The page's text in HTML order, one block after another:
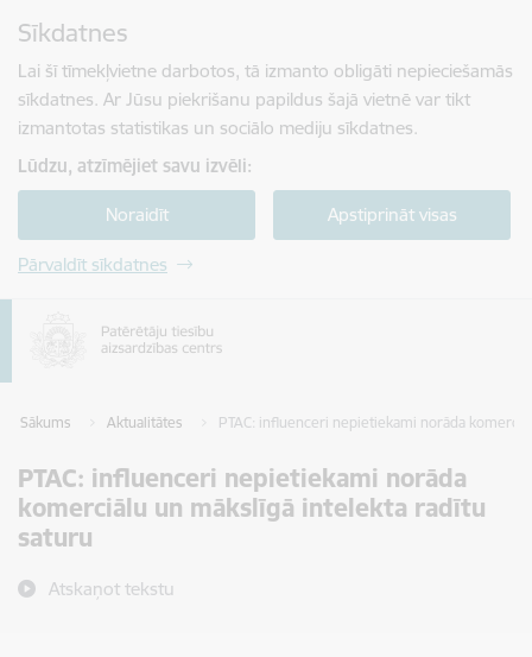
Sīkdatnes
Lai šī tīmekļvietne darbotos, tā izmanto obligāti nepieciešamās
sīkdatnes. Ar Jūsu piekrišanu papildus šajā vietnē var tikt
izmantotas statistikas un sociālo mediju sīkdatnes.
Lūdzu, atzīmējiet savu izvēli:
Noraidīt Apstiprināt visas
Pārvaldīt sīkdatnes
Sākums Aktualitātes PTAC: influenceri nepietiekami norāda
PTAC: influenceri nepietiekami norāda
komerciālu un mākslīgā intelekta radītu
saturu
Atskaņot tekstu